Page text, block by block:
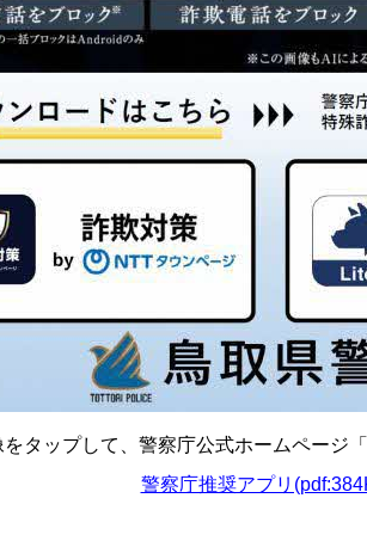
タップして、警察庁公式ホームページ
警察庁推奨アプリ